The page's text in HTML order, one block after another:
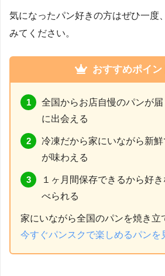
気になったパン好きの方はぜひ一度
みてください。
おすすめポイン
全国からお店自慢のパンが
に出会える
冷凍だから家にいながら新
が味わえる
１ヶ月間保存できるから好
べられる
家にいながら全国のパンを焼き立
今すぐパンスクで楽しめるパンを